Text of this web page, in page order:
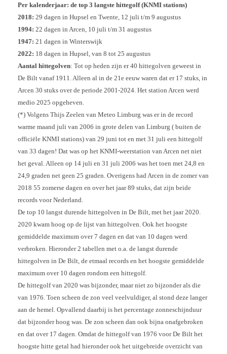
Per kalenderjaar: de top 3 langste hittegolf (KNMI stations)
2018: 29 dagen in Hupsel en Twente, 12 juli t/m 9 augustus
1994: 22 dagen in Arcen, 10 juli t/m 31 augustus
1947: 21 dagen in Winterswijk
2022: 18 dagen in Hupsel, van 8 tot 25 augustus
Aantal hittegolven: Tot op heden zijn er 40 hittegolven geweest in
De Bilt vanaf 1911. Alleen al in de 21e eeuw waren dat er 17 stuks, in
Arcen 30 stuks over de periode 2001-2024. Het station Arcen werd
medio 2025 opgeheven.
(*) Volgens Thijs Zeelen van Meteo Limburg was er in de record
warme maand juli van 2006 in grote delen van Limburg ( buiten de
officiële KNMI stations) van 29 juni tot en met 31 juli een hittegolf
van 33 dagen! Dat was op het KNMI-weerstation van Arcen net niet
het geval. Alleen op 14 juli en 31 juli 2006 was het toen met 24,8 en
24,9 graden net geen 25 graden. Overigens had Arcen in de zomer van
2018 55 zomerse dagen en over het jaar 89 stuks, dat zijn beide
records voor Nederland.
De top 10 langst durende hittegolven in De Bilt, met het jaar 2020.
2020 kwam hoog op de lijst van hittegolven. Ook het hoogste
gemiddelde maximum over 7 dagen en dat van 10 dagen werd
verbroken. Hieronder 2 tabellen met o.a. de langst durende
hittegolven in De Bilt, de etmaal records en het hoogste gemiddelde
maximum over 10 dagen rondom een hittegolf.
De hittegolf van 2020 was bijzonder, maar niet zo bijzonder als die
van 1976. Toen scheen de zon veel veelvuldiger, al stond deze langer
aan de hemel. Opvallend daarbij is het percentage zonneschijnduur
dat bijzonder hoog was. De zon scheen dan ook bijna onafgebroken
en dat over 17 dagen. Omdat de hittegolf van 1976 voor De Bilt het
hoogste hitte getal had hieronder ook het uitgebreide overzicht van